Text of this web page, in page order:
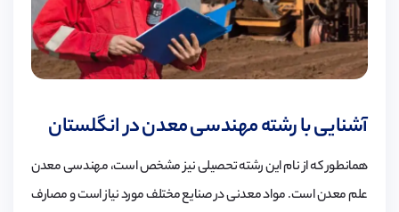
آشنایی با رشته مهندسی معدن در انگلستان
همانطور که از نام این رشته تحصیلی نیز مشخص است، مهندسی معدن
علم معدن است. مواد معدنی در صنایع مختلف مورد نیاز است و مصارف